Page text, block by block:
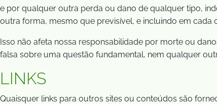
e por qualquer outra perda ou dano de qualquer tipo,
outra forma, mesmo que previsível, e incluindo em
Isso não afeta nossa responsabilidade por morte ou
falsa sobre uma questão fundamental, nem qualquer
LINKS
Quaisquer links para outros sites ou conteúdos são